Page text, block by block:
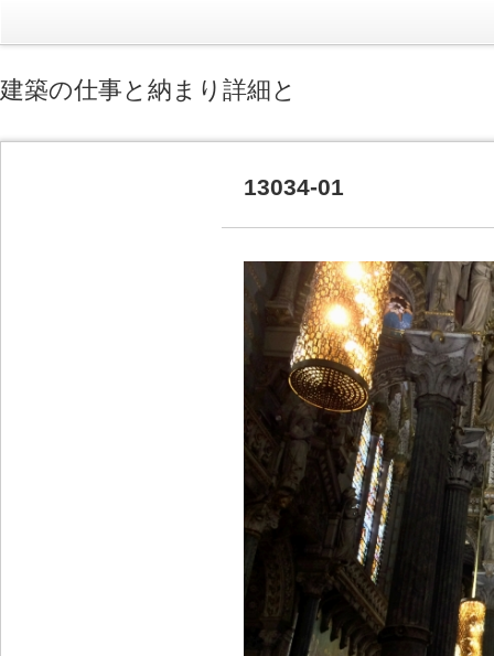
建築の仕事と納まり詳細と
13034-01